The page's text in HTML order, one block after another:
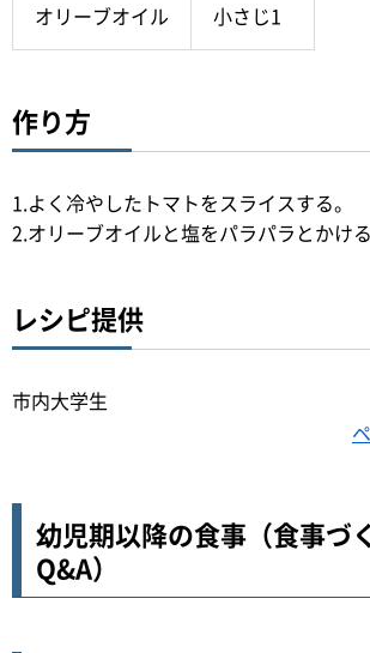
オリーブオイル 小さじ1
作り方
1.よく冷やしたトマトをスライスする。
2.オリーブオイルと塩をパラパラとかける
レシピ提供
市内大学生
幼児期以降の食事（食事づ
Q&A）